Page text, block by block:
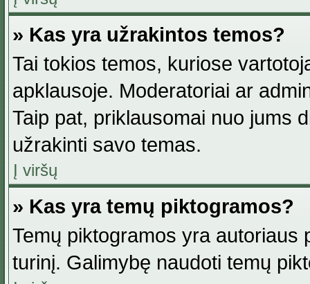
» Kas yra užrakintos temos?
Tai tokios temos, kuriose
apklausoje. Moderatoriai ar
Taip pat, priklausomai nuo jums
užrakinti savo temas.
Į viršų
» Kas yra temų piktogramos?
Temų piktogramos yra autoriaus
turinį. Galimybę naudoti temų